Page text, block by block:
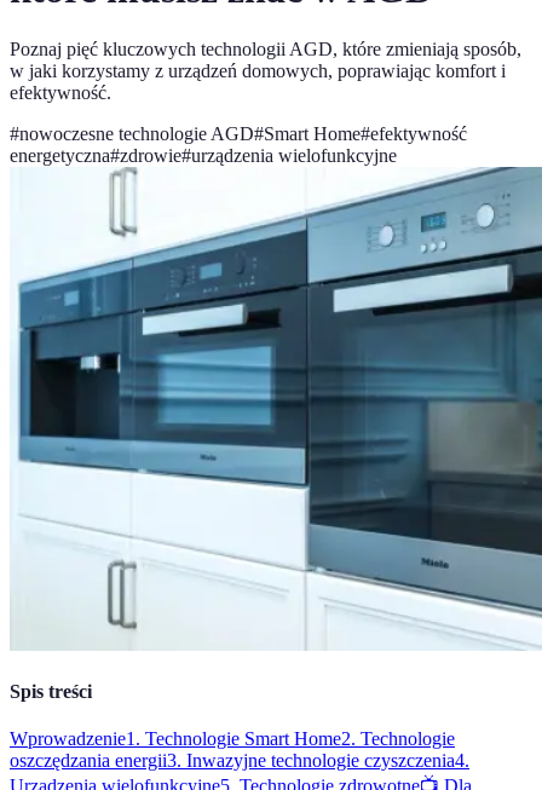
Poznaj pięć kluczowych technologii AGD, które zmieniają sposób,
w jaki korzystamy z urządzeń domowych, poprawiając komfort i
efektywność.
#nowoczesne technologie AGD#Smart Home#efektywność
energetyczna#zdrowie#urządzenia wielofunkcyjne
Spis treści
Wprowadzenie1. Technologie Smart Home2. Technologie
oszczędzania energii3. Inwazyjne technologie czyszczenia4.